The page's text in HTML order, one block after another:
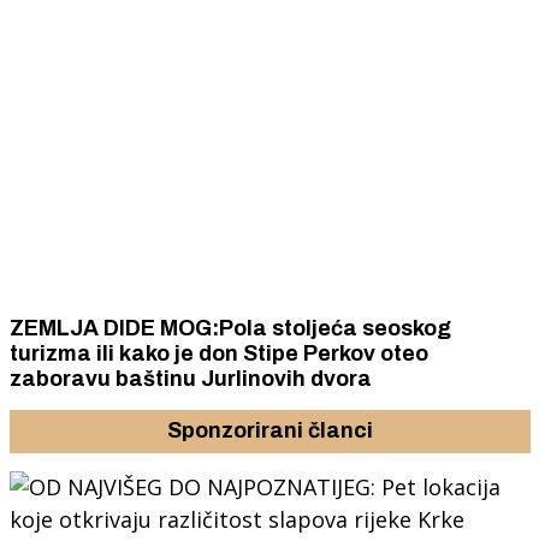
ZEMLJA DIDE MOG:Pola stoljeća seoskog
turizma ili kako je don Stipe Perkov oteo
zaboravu baštinu Jurlinovih dvora
Sponzorirani članci